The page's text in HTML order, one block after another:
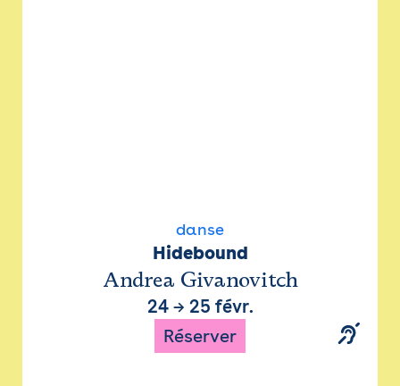
danse
Hidebound
Andrea Givanovitch
24→ 25 févr.
Réserver